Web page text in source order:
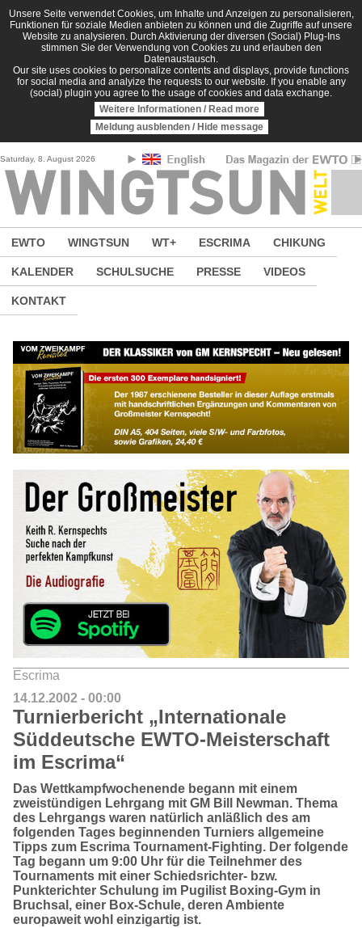
Direkt zum Inhalt
Unsere Seite verwendet Cookies, um Inhalte und Anzeigen zu personalisieren,
Funktionen für soziale Medien anbieten zu können und die Zugriffe auf unsere
Website zu analysieren. Durch Aktivierung der diversen (Social) Plug-Ins
stimmen Sie der Verwendung von Cookies zu und erlauben den
Datenaustausch.
Our site uses cookies to personalize contents and displays, provide functions
for social media and analyize the requests to our website. If you enable any
(social) plugin you agree to the usage of cookies and data exchange.
Weitere Informationen / Read more
Meldung ausblenden / Hide message
Saturday, 8. August 2026
EWTO WINGTSUN WT+ ESCRIMA CHIKUNG
KALENDER SCHULSUCHE PRESSE VIDEOS
KONTAKT
Escrima
14.12.2002 - 00:00
Turnierbericht „Internationale
Süddeutsche EWTO-Meisterschaft
im Escrima“
Das Wettkampfwochenende begann mit einem
zweistündigen Lehrgang mit GM Bill Newman. Thema
des Lehrgangs waren natürlich anläßlich des am
folgenden Tages beginnenden Turniers allgemeine
Tipps zum Escrima Tournament-Fighting. Der folgende
Tag begann um 9:00 Uhr für die Teilnehmer des
Tournaments mit einer Schiedsrichter- bzw.
Punkterichter Schulung im Pugilist Boxing-Gym in
Bruchsal, einer Box-Schule, deren Ambiente
europaweit wohl einzigartig ist.